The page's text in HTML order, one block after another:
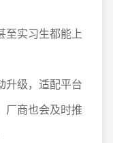
至实习生都能上
升级，适配平台
厂商也会及时推